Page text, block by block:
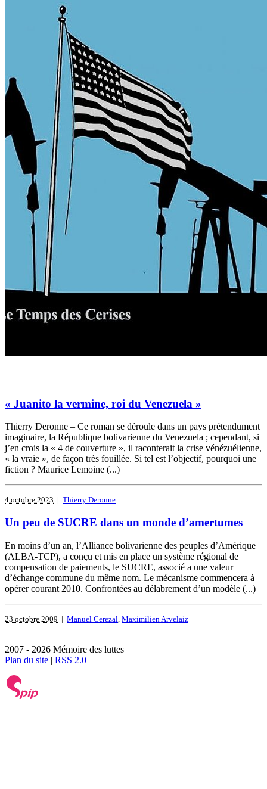
« Juanito la vermine, roi du Venezuela »
Thierry Deronne – Ce roman se déroule dans un pays prétendument
imaginaire, la République bolivarienne du Venezuela ; cependant, si
j’en crois la « 4 de couverture », il raconterait la crise vénézuélienne,
« la vraie », de façon très fouillée. Si tel est l’objectif, pourquoi une
fiction ? Maurice Lemoine (...)
4 octobre 2023 | Thierry Deronne
Un peu de SUCRE dans un monde d’amertumes
En moins d’un an, l’Alliance bolivarienne des peuples d’Amérique
(ALBA-TCP), a conçu et mis en place un système régional de
compensation de paiements, le SUCRE, associé a une valeur
d’échange commune du même nom. Le mécanisme commencera à
opérer courant 2010. Confrontées au délabrement d’un modèle (...)
23 octobre 2009 | Manuel Cerezal Maximilien Arvelaiz
2007 - 2026 Mémoire des luttes
Plan du site | RSS 2.0